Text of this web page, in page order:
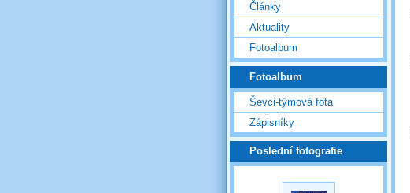
Články
Aktuality
Fotoalbum
Fotoalbum
Ševci-týmová fota
Zápisníky
Poslední fotografie